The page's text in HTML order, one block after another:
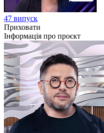
47 випуск
Приховати
Інформація про проєкт